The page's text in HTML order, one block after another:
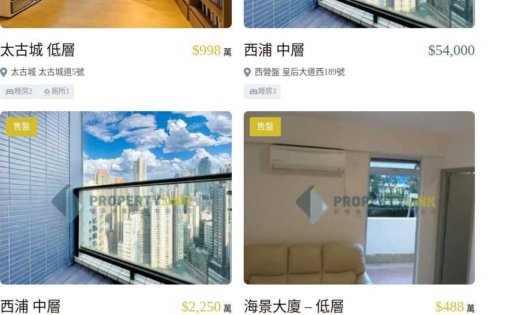
太古城 低層 $998 萬
太古城 太古城道5號
睡房2 廁所1
西浦 中層 $54,000
西營盤 皇后大道西189號
睡房3
售盤
西浦 中層 $2,250 萬
售盤
海景大廈 – 低層 $488 萬